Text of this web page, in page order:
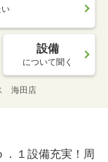
い
設備
について聞く
海田店
１設備充実！周